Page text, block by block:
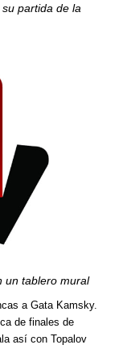
partida de la
un tablero mural
a Gata Kamsky.
de finales de
así con Topalov